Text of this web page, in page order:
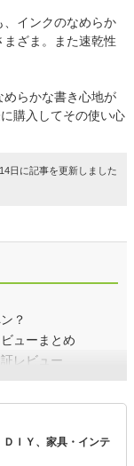
、インクのなめらか
ざま。また速乾性
らかな書き心地が
購入してその使い心
日に記事を更新しました
？
ューまとめ
レビュー
ＩＹ、家具・インテ